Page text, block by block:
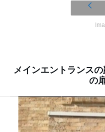
メインエントランス
の